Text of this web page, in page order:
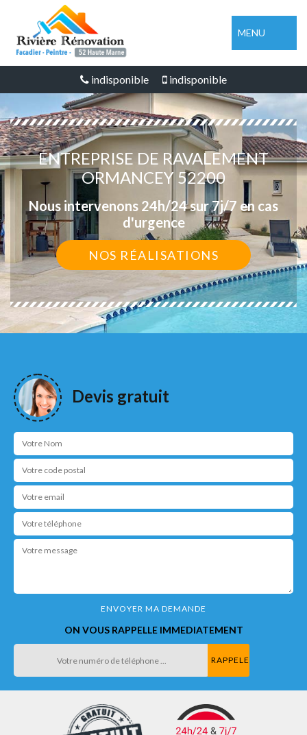
MENU
indisponible indisponible
ENTREPRISE DE RAVALEMENT
ORMANCEY 52200
Nous intervenons 24h/24 sur 7j/7 en cas
d'urgence
NOS RÉALISATIONS
Devis gratuit
ON VOUS RAPPELLE IMMEDIATEMENT